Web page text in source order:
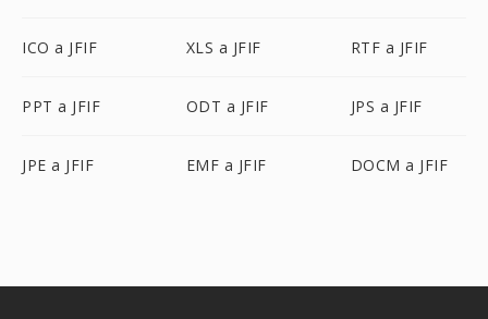
ICO a JFIF XLS a JFIF RTF a JFIF
PPT a JFIF ODT a JFIF JPS a JFIF
JPE a JFIF EMF a JFIF DOCM a JFIF